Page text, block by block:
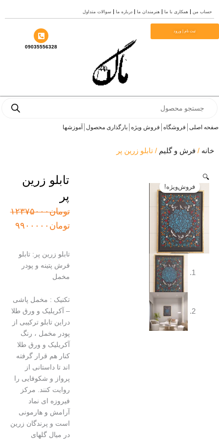
من همکاری با ما هنرمندان ما درباره ما سوالات متداول
ثبت نام | ورود
09035556328
اصلی فروشگاه فروش ویژه بارگذاری محصول آموزشها
/فرش و گلیم/ تابلو زرین پر
فروش‌ویژه!
تابلو زرین
تومان۱۲۳۷۵۰۰۰قیمت
اصلی:
تومان۹۹۰۰۰۰۰
قیمت
فعلی:
تابلو زرین پر: تابلو
فرش پتینه و پودر
مخمل
تکنیک : مخمل پاشی
– آکریلیک و ورق طلا
دراین تابلو ترکیبی از
پودر مخمل ، رنگ
آکریلیک و ورق طلا
کنار هم قرار گرفته
اند تا داستانی از
پرواز و شکوفایی را
روایت کنند. مرکز
فیروزه ای نماد
آرامش و هارمونی
است و پرندگان زرین
در میال گلهای